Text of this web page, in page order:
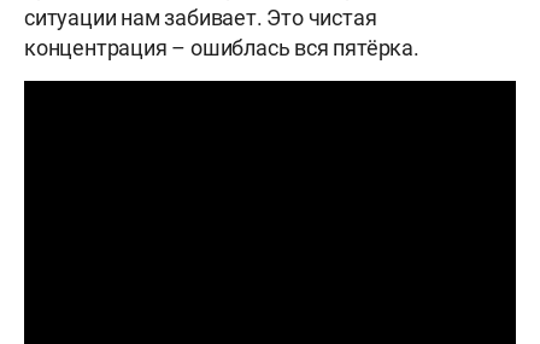
ситуации нам забивает. Это чистая
концентрация – ошиблась вся пятёрка.